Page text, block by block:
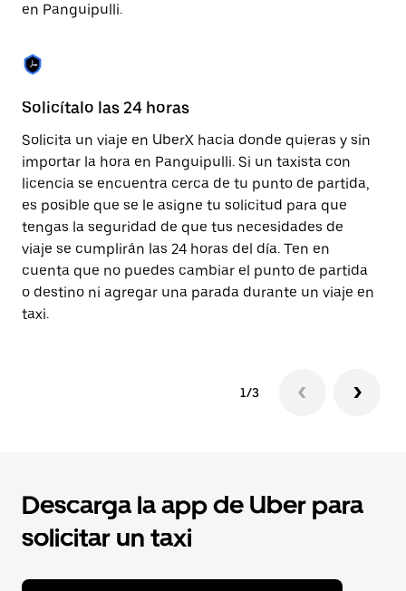
en Panguipulli.
Solicítalo las 24 horas
Solicita un viaje en UberX hacia donde quieras y sin
importar la hora en Panguipulli. Si un taxista con
licencia se encuentra cerca de tu punto de partida,
es posible que se le asigne tu solicitud para que
tengas la seguridad de que tus necesidades de
viaje se cumplirán las 24 horas del día. Ten en
cuenta que no puedes cambiar el punto de partida
o destino ni agregar una parada durante un viaje en
taxi.
1/3
Descarga la app de Uber para
solicitar un taxi